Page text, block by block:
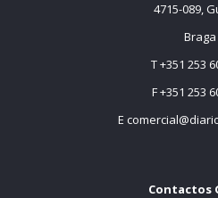
4715-089,
Braga
T +351 253
F +351 253
E
Contactos